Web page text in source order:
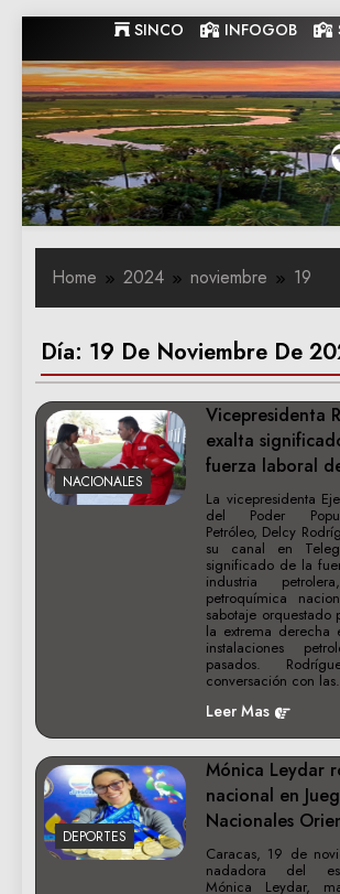
to
content
SINCO INFOGOB
de
Home 2024 noviembre 19
Día: 19 De Noviembre De
NACIONALES
Vicepresidenta
exalta
fuerza laboral
La vicepresidenta
del Poder
Petróleo, Delcy
su canal en
significado de la
industria
petroquímica
sabotaje
la extrema derecha
instalaciones
pasados.
conversación con
Leer Mas
DEPORTES
Mónica Leydar
nacional en
Nacionales
Caracas, 19 de
nadadora del
Mónica Leydar,